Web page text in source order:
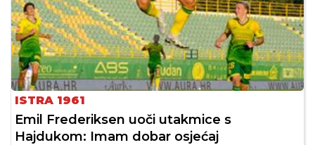
ISTRA 1961
Emil Frederiksen uoči utakmice s
Hajdukom: Imam dobar osjećaj